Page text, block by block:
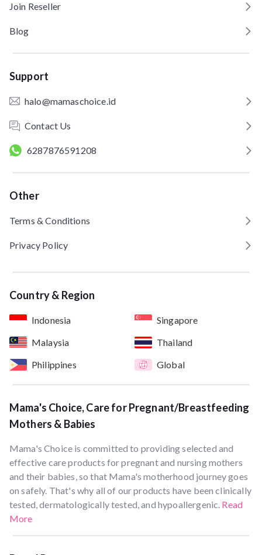
Join Reseller
Blog
Support
halo@mamaschoice.id
Contact Us
6287876591208
Other
Terms & Conditions
Privacy Policy
Country & Region
Indonesia
Singapore
Malaysia
Thailand
Philippines
Global
Mama's Choice, Care for Pregnant/Breastfeeding
Mothers & Babies
Mama's Choice is committed to providing selected and
effective care products for pregnant and nursing mothers
and their babies, so that Mama's motherhood journey goes
on safely. That's why all of our products have been clinically
tested, dermatologically tested, and hypoallergenic. Read
More